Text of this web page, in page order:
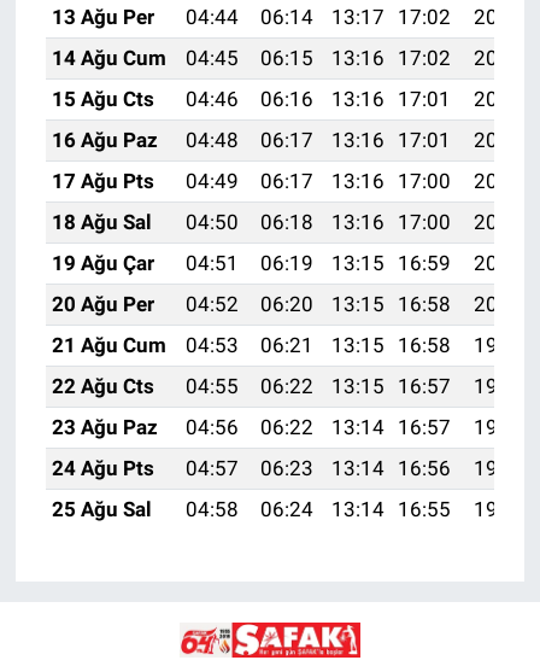
13 Ağu Per
04:44 06:14 13:17 17:02
20:09
14 Ağu Cum
04:45 06:15 13:16 17:02
20:08
15 Ağu Cts
04:46 06:16 13:16 17:01
20:07
16 Ağu Paz
04:48 06:17 13:16 17:01
20:05
17 Ağu Pts
04:49 06:17 13:16 17:00
20:04
18 Ağu Sal
04:50 06:18 13:16 17:00
20:03
19 Ağu Çar
04:51 06:19 13:15 16:59
20:02
20 Ağu Per
04:52 06:20 13:15 16:58
20:00
21 Ağu Cum
04:53 06:21 13:15 16:58
19:59
22 Ağu Cts
04:55 06:22 13:15 16:57
19:58
23 Ağu Paz
04:56 06:22 13:14 16:57
19:56
24 Ağu Pts
04:57 06:23 13:14 16:56
19:55
25 Ağu Sal
04:58 06:24 13:14 16:55 19:54